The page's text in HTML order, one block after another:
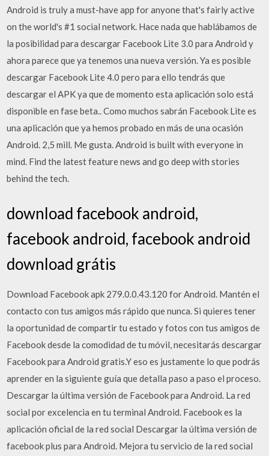
Android is truly a must-have app for anyone that's fairly active
on the world's #1 social network. Hace nada que hablábamos de
la posibilidad para descargar Facebook Lite 3.0 para Android y
ahora parece que ya tenemos una nueva versión. Ya es posible
descargar Facebook Lite 4.0 pero para ello tendrás que
descargar el APK ya que de momento esta aplicación solo está
disponible en fase beta.. Como muchos sabrán Facebook Lite es
una aplicación que ya hemos probado en más de una ocasión
Android. 2,5 mill. Me gusta. Android is built with everyone in
mind. Find the latest feature news and go deep with stories
behind the tech.
download facebook android,
facebook android, facebook android
download grátis
Download Facebook apk 279.0.0.43.120 for Android. Mantén el
contacto con tus amigos más rápido que nunca. Si quieres tener
la oportunidad de compartir tu estado y fotos con tus amigos de
Facebook desde la comodidad de tu móvil, necesitarás descargar
Facebook para Android gratis.Y eso es justamente lo que podrás
aprender en la siguiente guía que detalla paso a paso el proceso.
Descargar la última versión de Facebook para Android. La red
social por excelencia en tu terminal Android. Facebook es la
aplicación oficial de la red social Descargar la última versión de
facebook plus para Android. Mejora tu servicio de la red social